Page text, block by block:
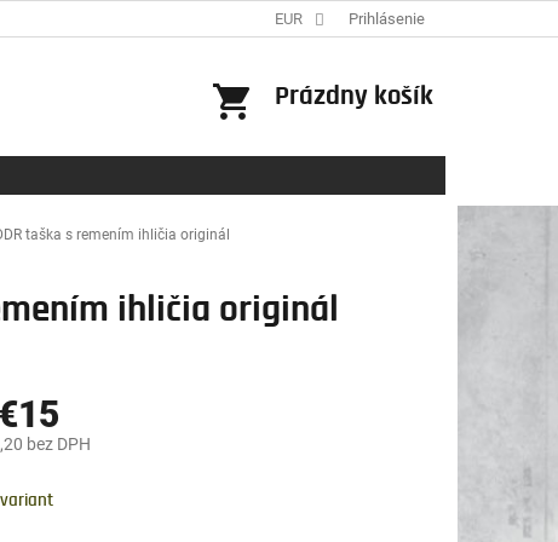
EUR Prihlásenie
NÁKUPNÝ
Prázdny košík
taška s remením ihličia originál
ihličia originál
€15
bez DPH